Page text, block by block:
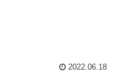
2022.06.18